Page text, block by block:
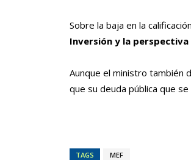
Sobre la baja en la
Inversión y la
Aunque el ministro también
que su deuda pública que
TAGS MEF